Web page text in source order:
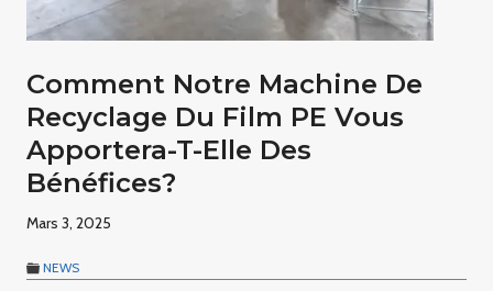
Comment Notre Machine De
Recyclage Du Film PE Vous
Apportera-T-Elle Des
Bénéfices?
Mars 3, 2025
NEWS